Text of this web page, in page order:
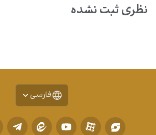
نظری ثبت نشده
فارسی